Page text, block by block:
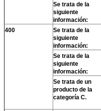
Se trata de la
siguiente
información:
400
Se trata de la
siguiente
información:
Se trata de la
siguiente
información:
Se trata de un
producto de la
categoría C.